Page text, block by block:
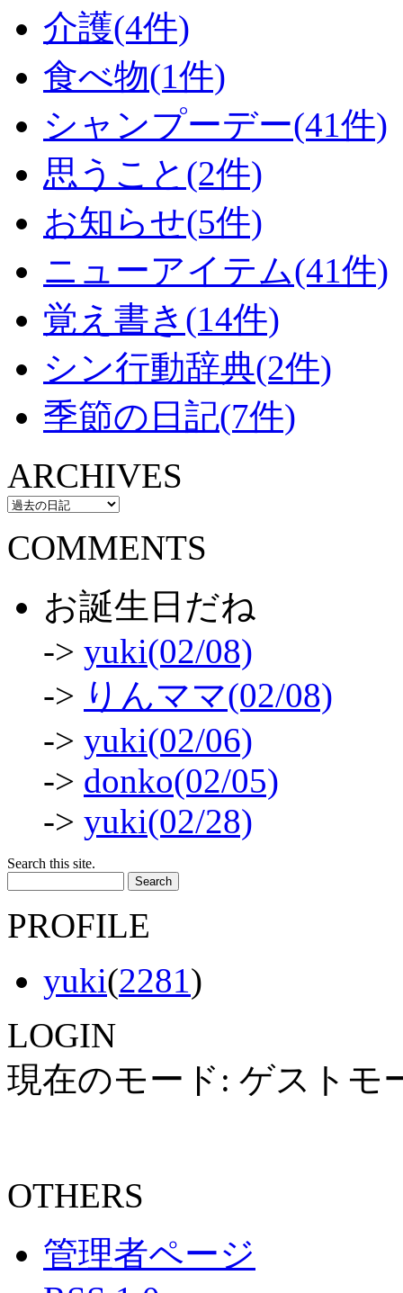
介護(4件)
食べ物(1件)
シャンプーデー(41件)
思うこと(2件)
お知らせ(5件)
ニューアイテム(41件)
覚え書き(14件)
シン行動辞典(2件)
季節の日記(7件)
ARCHIVES
COMMENTS
お誕生日だね
-> yuki(02/08)
-> りんママ(02/08)
-> yuki(02/06)
-> donko(02/05)
-> yuki(02/28)
Search this site.
PROFILE
yuki(2281)
LOGIN
現在のモード: ゲストモ
OTHERS
管理者ページ